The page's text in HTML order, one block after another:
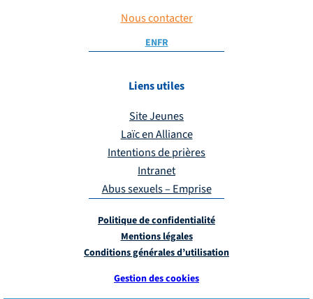
Nous contacter
ENFR
Liens utiles
Site Jeunes
Laïc en Alliance
Intentions de prières
Intranet
Abus sexuels – Emprise
Politique de confidentialité
Mentions légales
Conditions générales d’utilisation
Gestion des cookies